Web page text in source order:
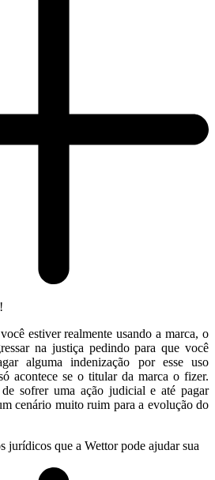
estiver realmente usando a marca, o
na justiça pedindo para que você
alguma indenização por esse uso
acontece se o titular da marca o fizer.
sofrer uma ação judicial e até pagar
cenário muito ruim para a evolução do
jurídicos que a Wettor pode ajudar sua